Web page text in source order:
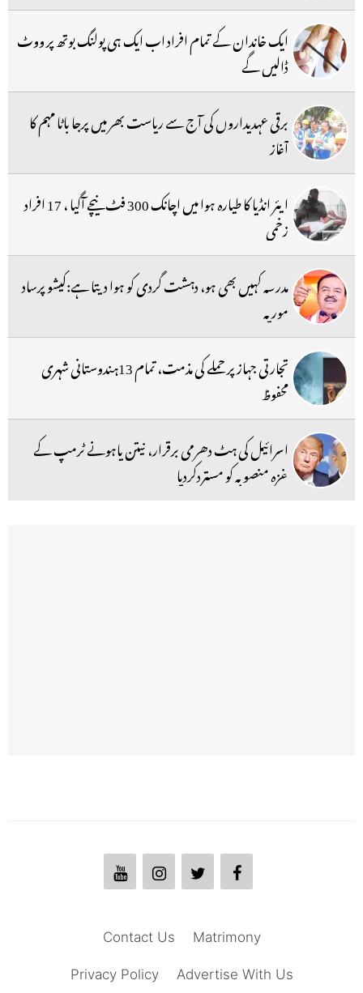
ایک خاندان کے تمام افراد اب ایک ہی پولنگ بوتھ پر ووٹ
ڈالیں گے
برقی عہدیداروں کی آج سے ریاست بھر میں پرجا باٹا مہم کا
آغاز
ایئر انڈیا کا طیارہ ہوا میں اچانک 300 فٹ نیچے آگیا ، 17 افراد
زخمی
مدرسہ کہیں بھی ہو، دہشت گردی کو ہوا دیتا ہے:کیشو پرساد
موریہ
تجارتی جہاز پر حملے کی مذمت، تمام 13ہندوستانی شہری
محفوظ
اسرائیل کی ہٹ دھرمی برقرار، نیتن یاہونے ٹرمپ کے
غزہ منصوبہ کو مستردکردیا
Matrimony
Contact Us
Advertise With Us
Privacy Policy